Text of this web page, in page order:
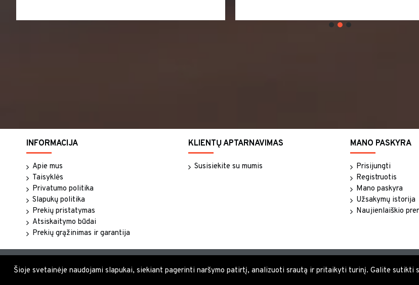
INFORMACIJA
Apie mus
Taisyklės
Privatumo politika
Slapukų politika
Prekių pristatymas
Atsiskaitymo būdai
Prekių grąžinimas ir garantija
KLIENTŲ APTARNAVIMAS
Susisiekite su mumis
MANO PASKYRA
Prisijungti
Registruotis
Mano paskyra
Užsakymų istorija
Naujienlaiškio
Šioje svetainėje naudojami slapukai, siekiant pagerinti naršymo patirtį, analizuoti srautą ir pritaikyti turinį. Galite sutikti